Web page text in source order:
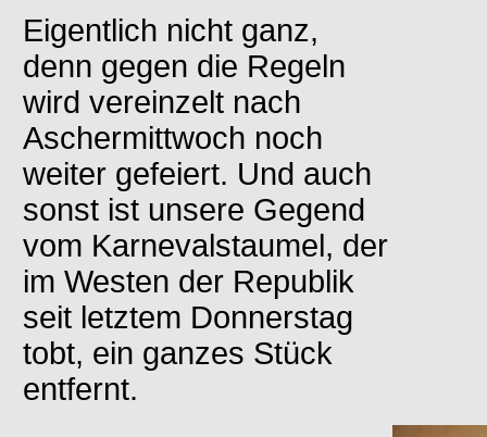
Eigentlich nicht ganz,
denn gegen die Regeln
wird vereinzelt nach
Aschermittwoch noch
weiter gefeiert. Und auch
sonst ist unsere Gegend
vom Karnevalstaumel, der
im Westen der Republik
seit letztem Donnerstag
tobt, ein ganzes Stück
entfernt.